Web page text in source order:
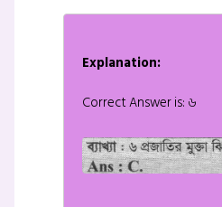
Explanation:
Correct Answer is: ৬